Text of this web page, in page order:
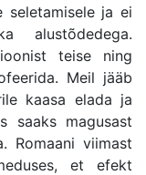
seletamisele ja ei
alustõdedega.
teise ning
Meil jääb
kaasa elada ja
saaks magusast
Romaani viimast
et efekt